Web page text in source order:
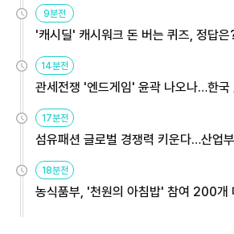
9분전
'캐시딜' 캐시워크 돈 버는 퀴즈, 정답은
14분전
관세전쟁 '엔드게임' 윤곽 나오나…한국
용해야
17분전
섬유패션 글로벌 경쟁력 키운다…산업
원
18분전
농식품부, '천원의 아침밥' 참여 200개